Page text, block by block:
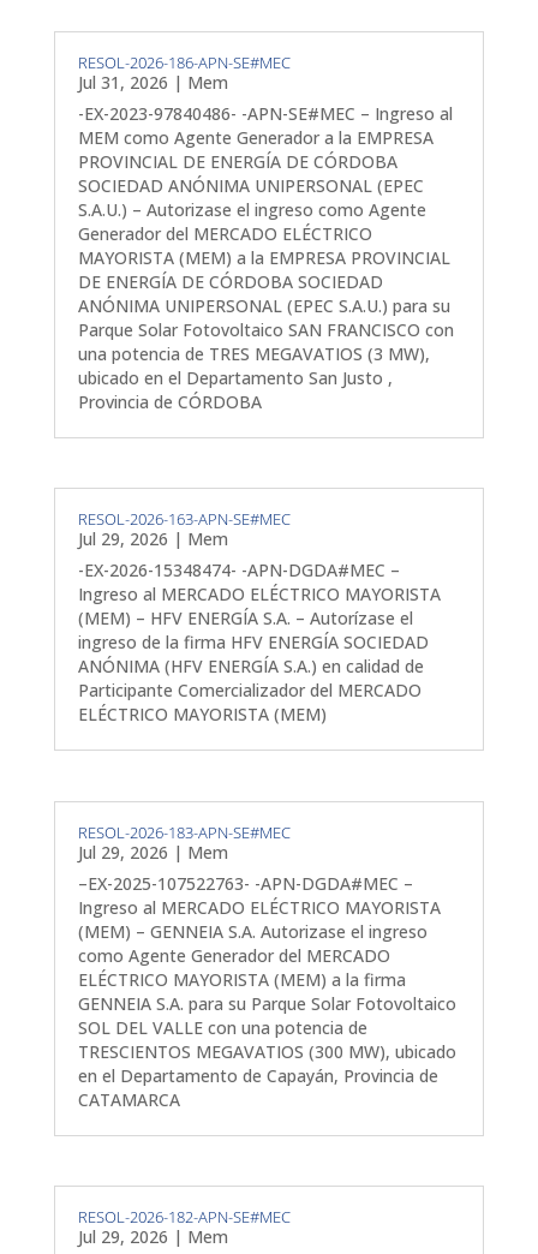
RESOL-2026-186-APN-SE#MEC
Jul 31, 2026 | Mem
-EX-2023-97840486- -APN-SE#MEC – Ingreso al
MEM como Agente Generador a la EMPRESA
PROVINCIAL DE ENERGÍA DE CÓRDOBA
SOCIEDAD ANÓNIMA UNIPERSONAL (EPEC
S.A.U.) – Autorizase el ingreso como Agente
Generador del MERCADO ELÉCTRICO
MAYORISTA (MEM) a la EMPRESA PROVINCIAL
DE ENERGÍA DE CÓRDOBA SOCIEDAD
ANÓNIMA UNIPERSONAL (EPEC S.A.U.) para su
Parque Solar Fotovoltaico SAN FRANCISCO con
una potencia de TRES MEGAVATIOS (3 MW),
ubicado en el Departamento San Justo ,
Provincia de CÓRDOBA
RESOL-2026-163-APN-SE#MEC
Jul 29, 2026 | Mem
-EX-2026-15348474- -APN-DGDA#MEC –
Ingreso al MERCADO ELÉCTRICO MAYORISTA
(MEM) – HFV ENERGÍA S.A. – Autorízase el
ingreso de la firma HFV ENERGÍA SOCIEDAD
ANÓNIMA (HFV ENERGÍA S.A.) en calidad de
Participante Comercializador del MERCADO
ELÉCTRICO MAYORISTA (MEM)
RESOL-2026-183-APN-SE#MEC
Jul 29, 2026 | Mem
–EX-2025-107522763- -APN-DGDA#MEC –
Ingreso al MERCADO ELÉCTRICO MAYORISTA
(MEM) – GENNEIA S.A. Autorizase el ingreso
como Agente Generador del MERCADO
ELÉCTRICO MAYORISTA (MEM) a la firma
GENNEIA S.A. para su Parque Solar Fotovoltaico
SOL DEL VALLE con una potencia de
TRESCIENTOS MEGAVATIOS (300 MW), ubicado
en el Departamento de Capayán, Provincia de
CATAMARCA
RESOL-2026-182-APN-SE#MEC
Jul 29, 2026 | Mem